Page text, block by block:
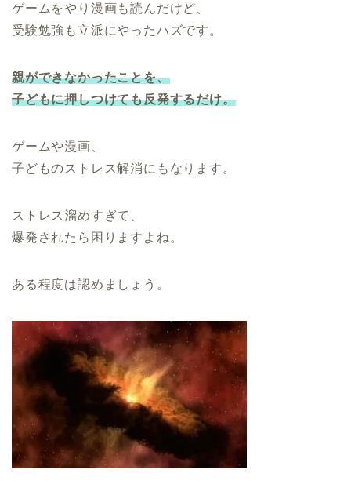
ゲームをやり漫画も読んだけど、
受験勉強も立派にやったハズです。
親ができなかったことを、
子どもに押しつけても反発するだけ。
ゲームや漫画、
子どものストレス解消にもなります。
ストレス溜めすぎて、
爆発されたら困りますよね。
ある程度は認めましょう。